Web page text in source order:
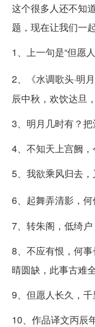
这个很多人还不知
题，现在让我们一
1、上一句是“但愿人
2、《水调歌头·明
辰中秋，欢饮达旦
3、明月几时有？把
4、不知天上宫阙，
5、我欲乘风归去，
6、起舞弄清影，何
7、转朱阁，低绮户
8、不应有恨，何
晴圆缺，此事古难全
9、但愿人长久，千
10、作品译文丙辰